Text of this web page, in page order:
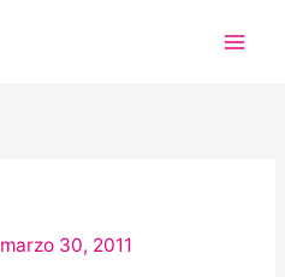
marzo 30, 2011